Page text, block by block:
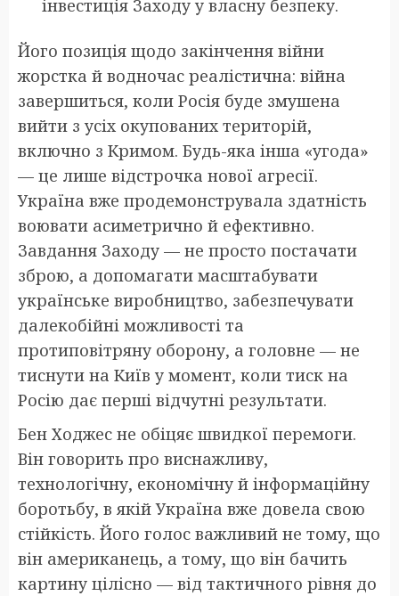
інвестиція Заходу у власну безпеку.
Його позиція щодо закінчення війни
жорстка й водночас реалістична: війна
завершиться, коли Росія буде змушена
вийти з усіх окупованих територій,
включно з Кримом. Будь-яка інша «угода»
— це лише відстрочка нової агресії.
Україна вже продемонструвала здатність
воювати асиметрично й ефективно.
Завдання Заходу — не просто постачати
зброю, а допомагати масштабувати
українське виробництво, забезпечувати
далекобійні можливості та
протиповітряну оборону, а головне — не
тиснути на Київ у момент, коли тиск на
Росію дає перші відчутні результати.
Бен Ходжес не обіцяє швидкої перемоги.
Він говорить про виснажливу,
технологічну, економічну й інформаційну
боротьбу, в якій Україна вже довела свою
стійкість. Його голос важливий не тому, що
він американець, а тому, що він бачить
картину цілісно — від тактичного рівня до